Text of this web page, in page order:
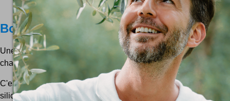
Boules de glace
Une machine pour faire des boules de glace, voilà qui est
chacun ! Vous trouvez pas ?
C'est ce que fait la Silicon Ice Ball Maker de chez Muji ... Voici
silicone ... Et le résultat après une bonne mise au froid ! :)